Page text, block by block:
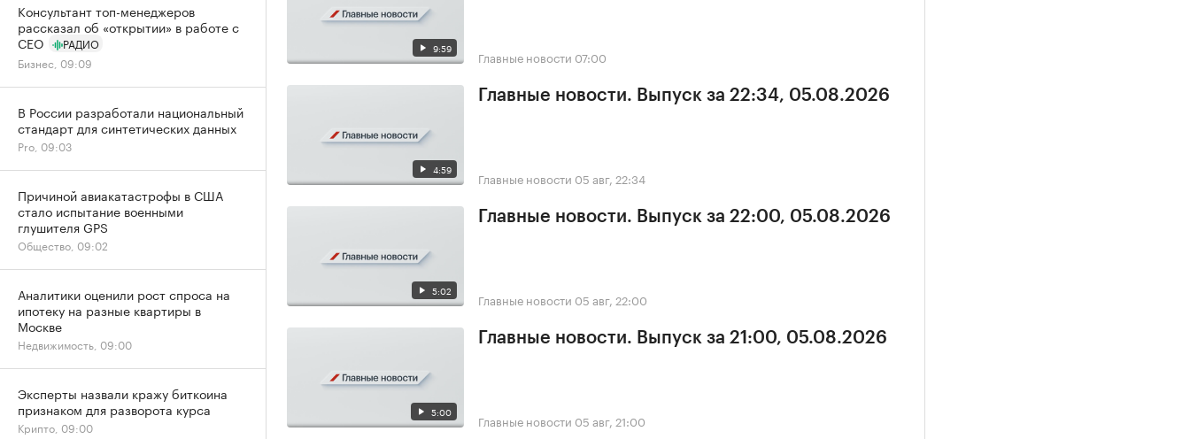
9:59 Главные новости 07:00
4:59
Главные новости. Выпуск за 22:34, 05.08.2026
Главные новости 05 авг, 22:34
5:02
Главные новости. Выпуск за 22:00, 05.08.2026
Главные новости 05 авг, 22:00
5:00
Главные новости. Выпуск за 21:00, 05.08.2026
Главные новости 05 авг, 21:00
Консультант топ-менеджеров
рассказал об «открытии» в работе с
CEO
РАДИО
Бизнес, 09:09
В России разработали национальный
стандарт для синтетических данных
Pro, 09:03
Причиной авиакатастрофы в США
стало испытание военными
глушителя GPS
Общество, 09:02
Аналитики оценили рост спроса на
ипотеку на разные квартиры в
Москве
Недвижимость, 09:00
Эксперты назвали кражу биткоина
признаком для разворота курса
Крипто, 09:00